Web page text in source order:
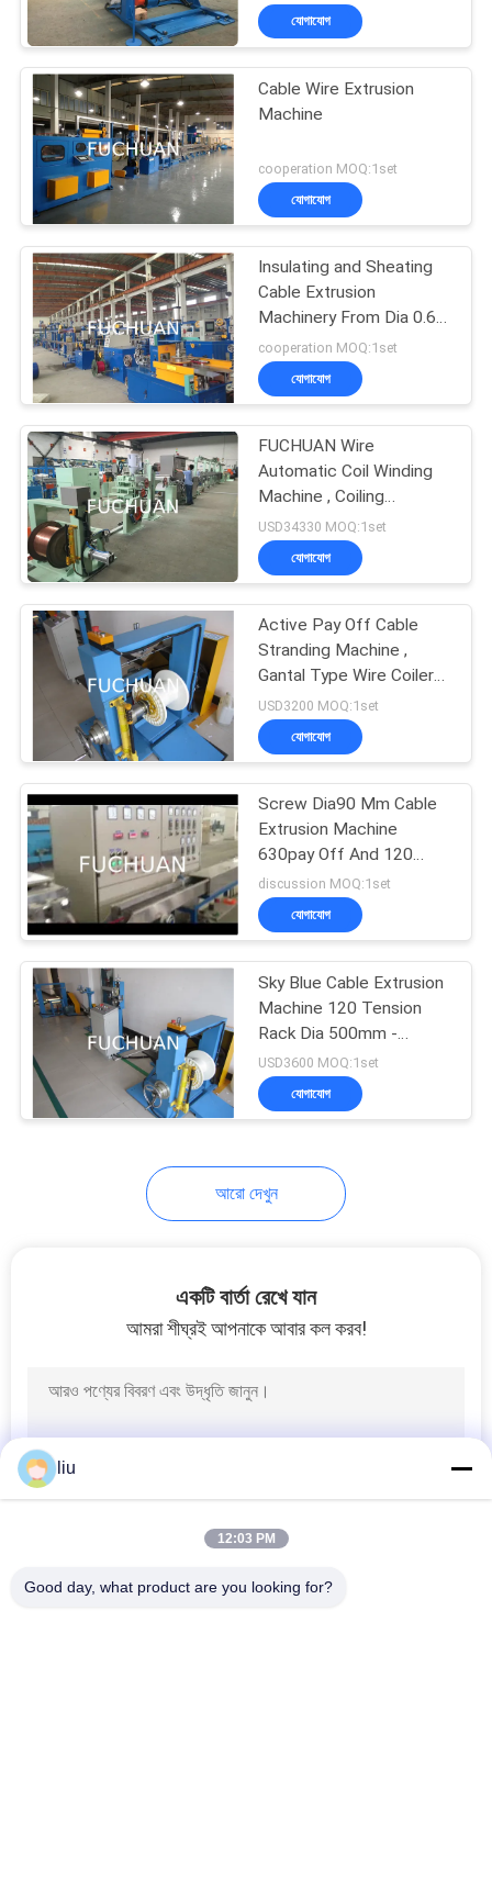
ওয়্যার Extruder মেশিন
পিভিসি এক্সট্রুশন মেশিন
একক মটকান মেশিন
কেবল এক্সট্রুশন মেশিন
31
ওয়্যার পোড়ানো মেশিন
যোগাযোগ
Cable Wire Extrusion
Machine
cooperation MOQ:1set
যোগাযোগ
Insulating and Sheating
Cable Extrusion
Machinery From Dia 0.6 ~
25
cooperation MOQ:1set
যোগাযোগ
FUCHUAN Wire
Automatic Coil Winding
Machine , Coiling
Automatic Coating
Machine
USD34330 MOQ:1set
যোগাযোগ
Active Pay Off Cable
Stranding Machine ,
Gantal Type Wire Coiler
Machine
USD3200 MOQ:1set
যোগাযোগ
Screw Dia90 Mm Cable
Extrusion Machine
630pay Off And 120
Tension Rack
discussion MOQ:1set
যোগাযোগ
Sky Blue Cable Extrusion
Machine 120 Tension
Rack Dia 500mm -
630mm Bobbin
USD3600 MOQ:1set
যোগাযোগ
আরো দেখুন
একটি বার্তা রেখে যান
আমরা শীঘ্রই আপনাকে আবার কল করব!
liu
12:03 PM
Good day, what product are you looking for?